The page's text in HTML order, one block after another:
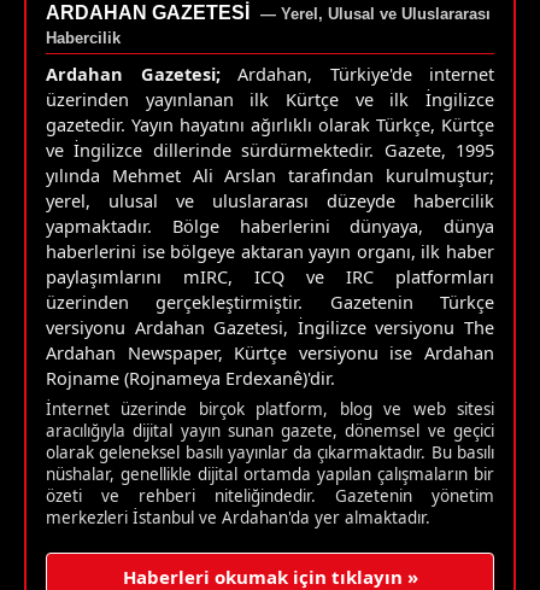
ARDAHAN GAZETESI
— Yerel, Ulusal ve Uluslararası
Habercilik
Ardahan Gazetesi;Ardahan, Türkiye'de internet
üzerinden yayınlanan ilk Kürtçe ve ilk İngilizce
gazetedir. Yayın hayatını ağırlıklı olarak Türkçe, Kürtçe
ve İngilizce dillerinde sürdürmektedir. Gazete, 1995
yılında Mehmet Ali Arslan tarafından kurulmuştur;
yerel, ulusal ve uluslararası düzeyde habercilik
yapmaktadır. Bölge haberlerini dünyaya, dünya
haberlerini ise bölgeye aktaran yayın organı, ilk haber
paylaşımlarını mIRC, ICQ ve IRC platformları
üzerinden gerçekleştirmiştir. Gazetenin Türkçe
versiyonu Ardahan Gazetesi, İngilizce versiyonu The
Ardahan Newspaper, Kürtçe versiyonu ise Ardahan
Rojname (Rojnameya Erdexanê)'dir.
İnternet üzerinde birçok platform, blog ve web sitesi
aracılığıyla dijital yayın sunan gazete, dönemsel ve geçici
olarak geleneksel basılı yayınlar da çıkarmaktadır. Bu basılı
nüshalar, genellikle dijital ortamda yapılan çalışmaların bir
özeti ve rehberi niteliğindedir. Gazetenin yönetim
merkezleri İstanbul ve Ardahan'da yer almaktadır.
Haberleri okumak için tıklayın »